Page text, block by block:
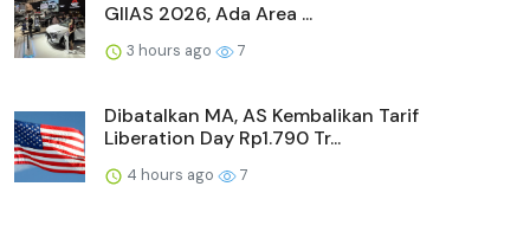
GIIAS 2026, Ada Area ...
3 hours ago 7
Dibatalkan MA, AS Kembalikan Tarif
Liberation Day Rp1.790 Tr...
4 hours ago 7